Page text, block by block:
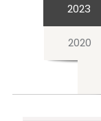
2023
2020